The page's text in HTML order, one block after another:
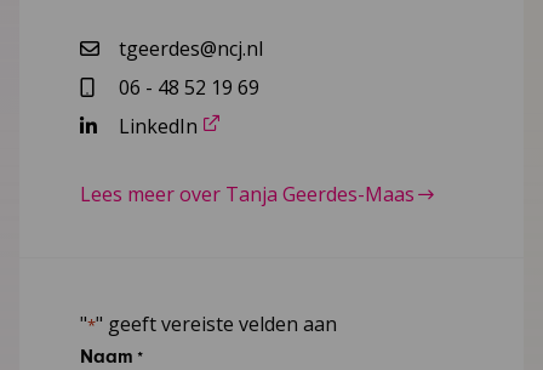
tgeerdes@ncj.nl
06 - 48 52 19 69
LinkedIn
Lees meer over Tanja Geerdes-Maas
"*" geeft vereiste velden aan
Naam *